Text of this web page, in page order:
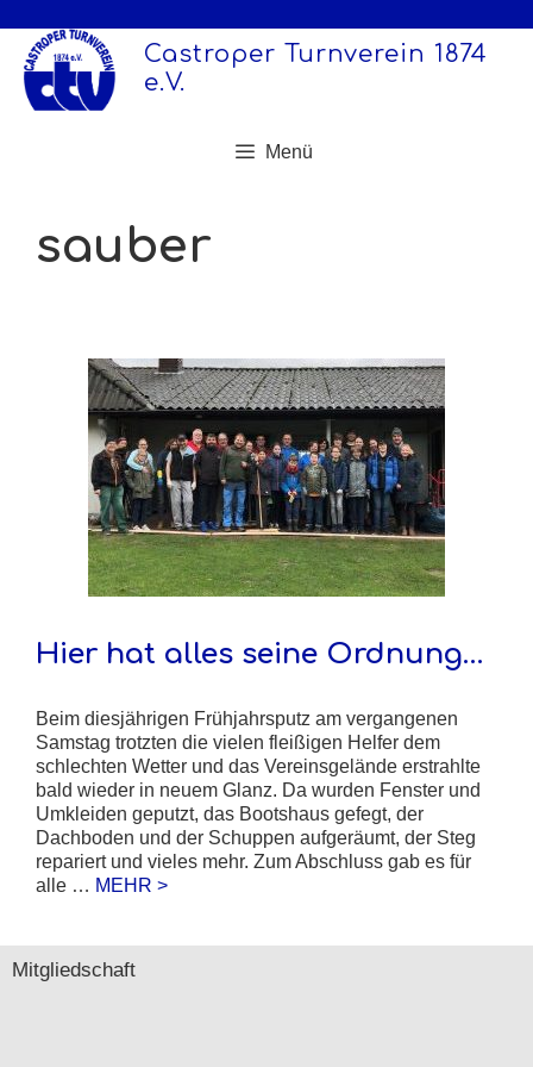
Inhalt
springen
Castroper Turnverein 1874
e.V.
Menü
sauber
Hier hat alles seine Ordnung…
Beim diesjährigen Frühjahrsputz am vergangenen
Samstag trotzten die vielen fleißigen Helfer dem
schlechten Wetter und das Vereinsgelände erstrahlte
bald wieder in neuem Glanz. Da wurden Fenster und
Umkleiden geputzt, das Bootshaus gefegt, der
Dachboden und der Schuppen aufgeräumt, der Steg
repariert und vieles mehr. Zum Abschluss gab es für
alle … MEHR >
Mitgliedschaft